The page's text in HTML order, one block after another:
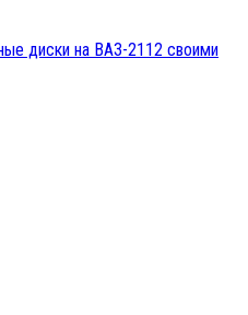
диски на ВАЗ-2112 своими